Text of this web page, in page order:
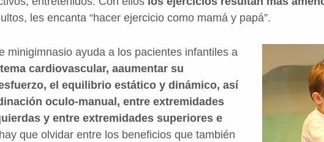
les encanta “hacer ejercicio como mamá y papá”.
minigimnasio ayuda a los pacientes infantiles a
cardiovascular, aaumentar su
el equilibrio estático y dinámico, así
oculo-manual, entre extremidades
y entre extremidades superiores e
que olvidar entre los beneficios que también